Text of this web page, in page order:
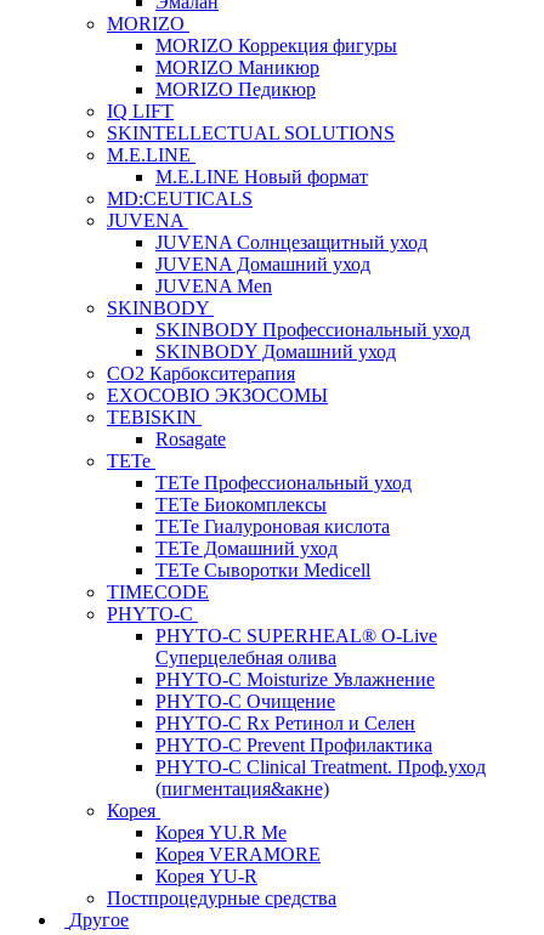
MORIZO
MORIZO Коррекция фигуры
MORIZO Маникюр
MORIZO Педикюр
IQ LIFT
SKINTELLECTUAL SOLUTIONS
M.E.LINE
M.E.LINE Новый формат
MD:CEUTICALS
JUVENA
JUVENA Солнцезащитный уход
JUVENA Домашний уход
JUVENA Men
SKINBODY
SKINBODY Профессиональный уход
SKINBODY Домашний уход
CO2 Карбокситерапия
EXOCOBIO ЭКЗОСОМЫ
TEBISKIN
Rosagate
TETe
TETe Профессиональный уход
TETe Биокомплексы
TETe Гиалуроновая кислота
TETe Домашний уход
TETe Сыворотки Medicell
TIMECODE
PHYTO-C
PHYTO-C SUPERHEAL® O-Live
Суперцелебная олива
PHYTO-C Moisturize Увлажнение
PHYTO-C Очищение
PHYTO-C Rx Ретинол и Селен
PHYTO-C Prevent Профилактика
PHYTO-C Clinical Treatment. Проф.уход
(пигментация&акне)
Корея
Корея YU.R Me
Корея VERAMORE
Корея YU-R
Постпроцедурные средства
Другое